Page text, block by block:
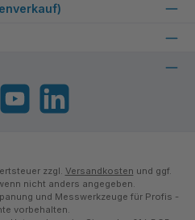
YouTube
zzgl. Versandkosten und ggf.
nicht anders angegeben.
und Messwerkzeuge für Profis -
vorbehalten.